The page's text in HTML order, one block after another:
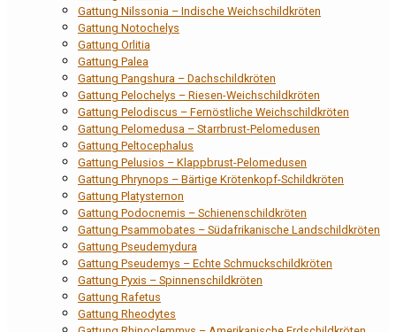
Gattung Nilssonia – Indische Weichschildkröten
Gattung Notochelys
Gattung Orlitia
Gattung Palea
Gattung Pangshura – Dachschildkröten
Gattung Pelochelys – Riesen-Weichschildkröten
Gattung Pelodiscus – Fernöstliche Weichschildkröten
Gattung Pelomedusa – Starrbrust-Pelomedusen
Gattung Peltocephalus
Gattung Pelusios – Klappbrust-Pelomedusen
Gattung Phrynops – Bärtige Krötenkopf-Schildkröten
Gattung Platysternon
Gattung Podocnemis – Schienenschildkröten
Gattung Psammobates – Südafrikanische Landschildkröten
Gattung Pseudemydura
Gattung Pseudemys – Echte Schmuckschildkröten
Gattung Pyxis – Spinnenschildkröten
Gattung Rafetus
Gattung Rheodytes